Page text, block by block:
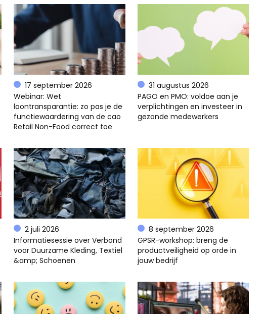
17 september 2026
Webinar: Wet
loontransparantie: zo pas je de
functiewaardering van de cao
Retail Non-Food correct toe
31 augustus 2026
PAGO en PMO: voldoe aan je
verplichtingen en investeer in
gezonde medewerkers
2 juli 2026
Informatiesessie over Verbond
voor Duurzame Kleding, Textiel
&amp; Schoenen
8 september 2026
GPSR-workshop: breng de
productveiligheid op orde in
jouw bedrijf